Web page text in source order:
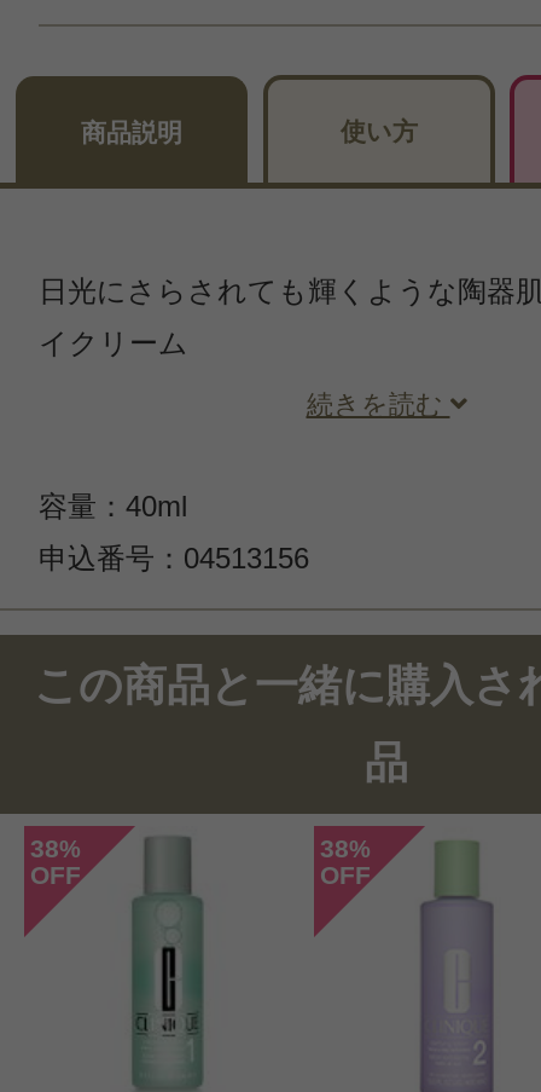
商品説明 使い方
日光にさらされても輝くような陶器
イクリーム
続きを読む
容量：40ml
申込番号：04513156
このコスメのレビューを書いて
この商品と一緒に購入さ
品
38%
OFF
38%
OFF